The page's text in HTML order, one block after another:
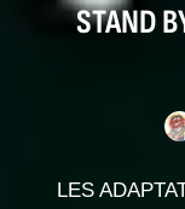
STAND
LES